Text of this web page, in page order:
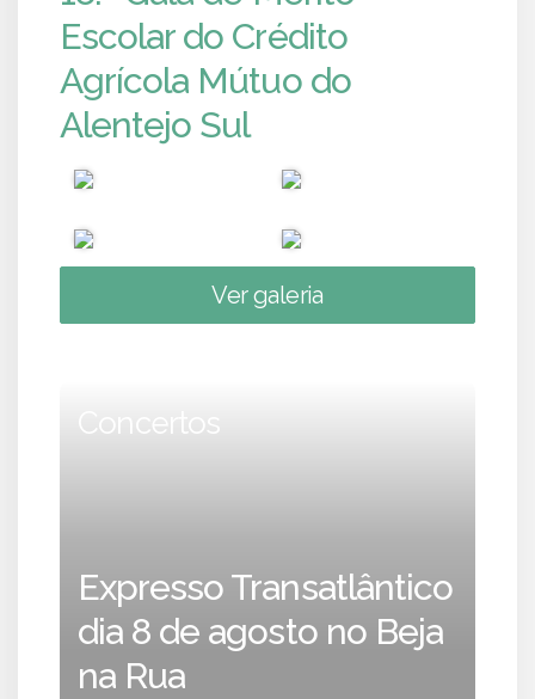
Escolar do Crédito
Agrícola Mútuo do
Alentejo Sul
Ver galeria
Concertos
Expresso Transatlântico
dia 8 de agosto no Beja
na Rua